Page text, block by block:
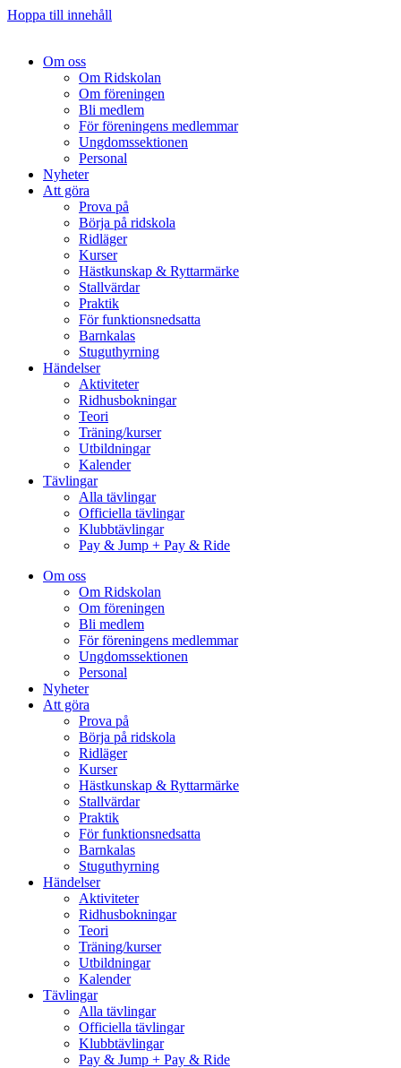
Hoppa till innehåll
Om oss
Om Ridskolan
Om föreningen
Bli medlem
För föreningens medlemmar
Ungdomssektionen
Personal
Nyheter
Att göra
Prova på
Börja på ridskola
Ridläger
Kurser
Hästkunskap & Ryttarmärke
Stallvärdar
Praktik
För funktionsnedsatta
Barnkalas
Stuguthyrning
Händelser
Aktiviteter
Ridhusbokningar
Teori
Träning/kurser
Utbildningar
Kalender
Tävlingar
Alla tävlingar
Officiella tävlingar
Klubbtävlingar
Pay & Jump + Pay & Ride
Om oss
Om Ridskolan
Om föreningen
Bli medlem
För föreningens medlemmar
Ungdomssektionen
Personal
Nyheter
Att göra
Prova på
Börja på ridskola
Ridläger
Kurser
Hästkunskap & Ryttarmärke
Stallvärdar
Praktik
För funktionsnedsatta
Barnkalas
Stuguthyrning
Händelser
Aktiviteter
Ridhusbokningar
Teori
Träning/kurser
Utbildningar
Kalender
Tävlingar
Alla tävlingar
Officiella tävlingar
Klubbtävlingar
Pay & Jump + Pay & Ride